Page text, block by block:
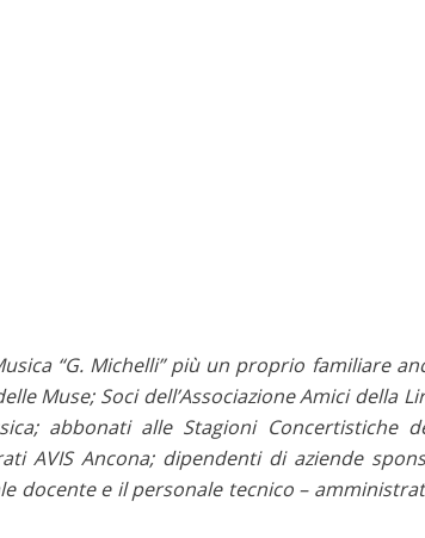
“G. Michelli” più un proprio familiare
Muse; Soci dell’Associazione Amici della
abbonati alle Stagioni Concertistiche
AVIS Ancona; dipendenti di aziende
docente e il personale tecnico –